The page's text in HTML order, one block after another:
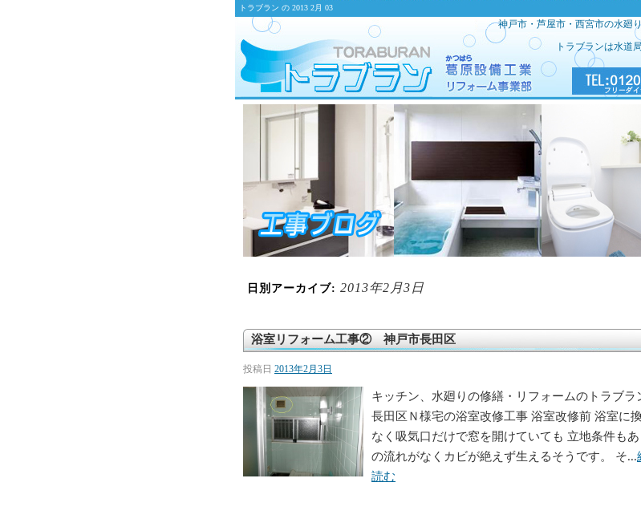
トラブラン の 2013 2月 03
神戸市・芦屋市・西宮市の水廻
トラブランは水道
日別アーカイブ: 2013年2月3日
浴室リフォーム工事② 神戸市長田区
投稿日 2013年2月3日
キッチン、水廻りの修繕・リフォームのトラブラ
長田区Ｎ様宅の浴室改修工事 浴室改修前 浴室に
なく吸気口だけで窓を開けていても 立地条件も
の流れがなくカビが絶えず生えるそうです。 そ...
読む